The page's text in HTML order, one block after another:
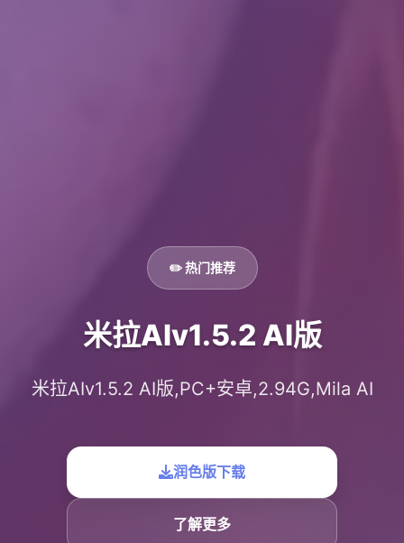
✏️ 热门推荐
米拉AIv1.5.2 AI版
米拉AIv1.5.2 AI版,PC+安卓,2.94G,Mila AI
润色版下载
了解更多